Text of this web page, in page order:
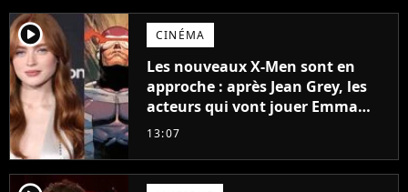
player2 CINÉMA
Les nouveaux X-Men sont en
approche : après Jean Grey, les
acteurs qui vont jouer Emma
Frost et Cyclope trouvés !
13:07